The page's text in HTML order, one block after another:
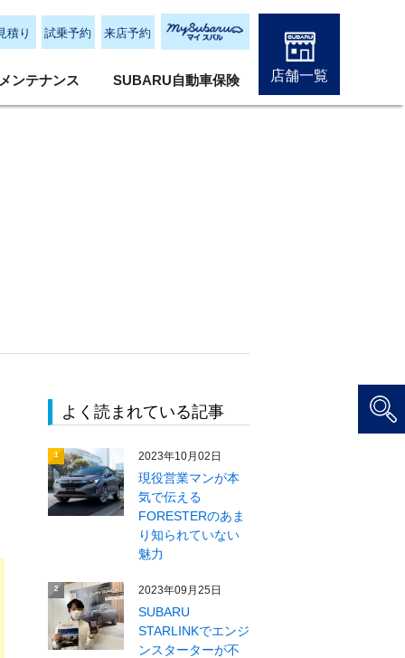
積り 試乗予約 来店予約
ンテナンス SUBARU自動車保険 店舗一覧
よく読まれている記事
1 2023年10月02日
現役営業マンが本
気で伝える
FORESTERのあま
り知られていない
魅力
2 2023年09月25日
SUBARU
STARLINKでエンジ
ンスターターが不